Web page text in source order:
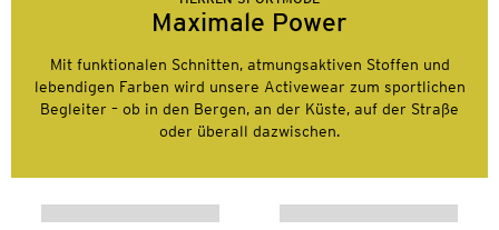
Maximale Power
Mit funktionalen Schnitten, atmungsaktiven Stoffen und
lebendigen Farben wird unsere Activewear zum sportlichen
Begleiter – ob in den Bergen, an der Küste, auf der Straße
oder überall dazwischen.